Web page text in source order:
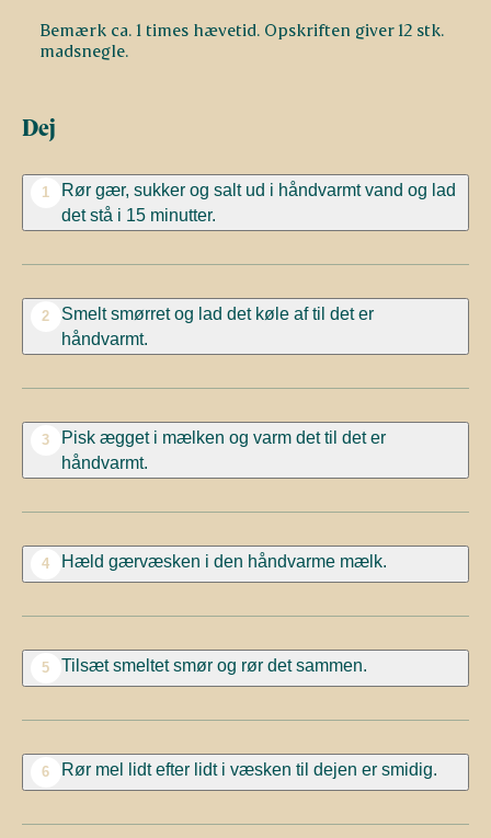
Bemærk ca. 1 times hævetid. Opskriften giver 12 stk.
madsnegle.
Dej
1
Rør gær, sukker og salt ud i håndvarmt vand og lad
det stå i 15 minutter.
2
Smelt smørret og lad det køle af til det er
håndvarmt.
3
Pisk ægget i mælken og varm det til det er
håndvarmt.
4 Hæld gærvæsken i den håndvarme mælk.
5 Tilsæt smeltet smør og rør det sammen.
6 Rør mel lidt efter lidt i væsken til dejen er smidig.